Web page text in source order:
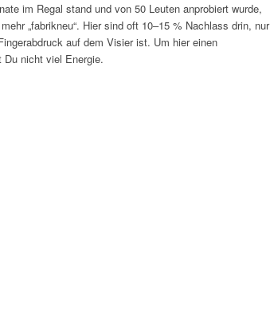
im Regal stand und von 50 Leuten anprobiert wurde,
„fabrikneu“. Hier sind oft 10–15 % Nachlass drin, nur
auf dem Visier ist. Um hier einen
Du nicht viel Energie.